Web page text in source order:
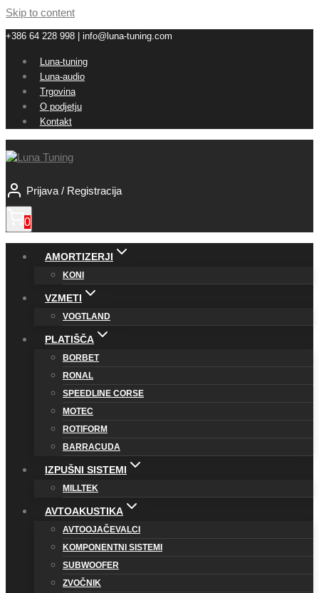
Skip to content
+386 64 228 998 | info@luna-tuning.com
Luna-tuning
Luna-audio
Trgovina
O podjetju
Kontakt
Prijava / Registracija
0
AMORTIZERJI
KONI
VZMETI
VOGTLAND
PLATIŠČA
BORBET
RONAL
SPEEDLINE CORSE
MOTEC
ROTIFORM
BARRACUDA
IZPUŠNI SISTEMI
MILLTEK
AVTOAKUSTIKA
AVTOOJAČEVALCI
KOMPONENTNI SISTEMI
SUBWOOFER
ZVOČNIK